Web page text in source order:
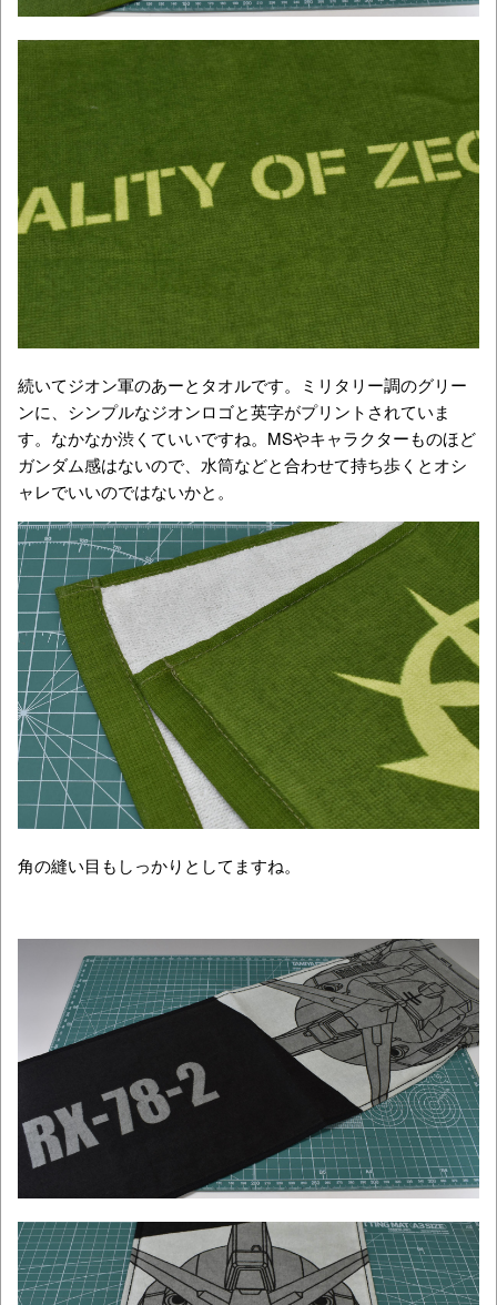
続いてジオン軍のあーとタオルです。ミリタリー調のグリー
ンに、シンプルなジオンロゴと英字がプリントされていま
す。なかなか渋くていいですね。MSやキャラクターものほど
ガンダム感はないので、水筒などと合わせて持ち歩くとオシ
ャレでいいのではないかと。
角の縫い目もしっかりとしてますね。